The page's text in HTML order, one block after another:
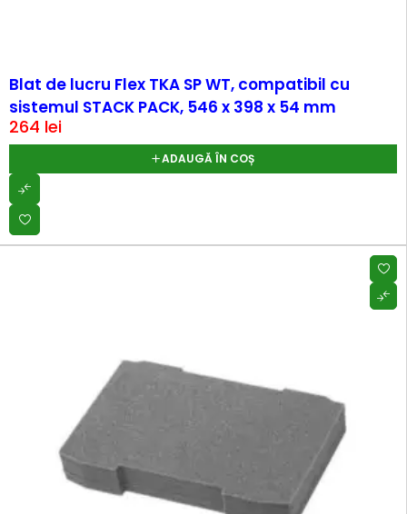
Blat de lucru Flex TKA SP WT, compatibil cu
sistemul STACK PACK, 546 x 398 x 54 mm
264 lei
ADAUGĂ ÎN COȘ